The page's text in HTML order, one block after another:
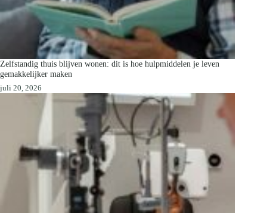
Zelfstandig thuis blijven wonen: dit is hoe hulpmiddelen je leven
gemakkelijker maken
juli 20, 2026